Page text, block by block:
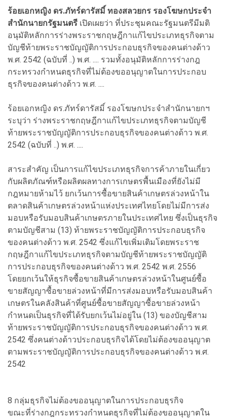
ร้อยเอกหญิง ดร.ภัทร์ดารัสมิ์ ทองสลวยกร รองโฆษกประจำ
สำนักนายกรัฐมนตรี เปิดเผยว่า ที่ประชุมคณะรัฐมนตรีมีมติ
อนุมัติหลักการร่างพระราชกฤษฎีกาแก้ไขประเภทธุรกิจตาม
บัญชีท้ายพระราชบัญญัติการประกอบธุรกิจของคนต่างด้าว
พ.ศ. 2542 (ฉบับที่ ..) พ.ศ. .... รวมทั้งอนุมัติหลักการร่างกฎ
กระทรวงกำหนดธุรกิจที่ไม่ต้องขออนุญาตในการประกอบ
ธุรกิจของคนต่างด้าว พ.ศ. ....
ร้อยเอกหญิง ดร.ภัทร์ดารัสมิ์ รองโฆษกประจำสำนักนายกฯ
ระบุว่า ร่างพระราชกฤษฎีกาแก้ไขประเภทธุรกิจตามบัญชี
ท้ายพระราชบัญญัติการประกอบธุรกิจของคนต่างด้าว พ.ศ.
2542 (ฉบับที่ ..) พ.ศ. ....
สาระสำคัญ เป็นการแก้ไขประเภทธุรกิจการค้าภายในเกี่ยว
กับผลิตภัณฑ์หรือผลิตผลทางการเกษตรพื้นเมืองที่ยังไม่มี
กฎหมายห้ามไว้ ยกเว้นการซื้อขายสินค้าเกษตรล่วงหน้าใน
ตลาดสินค้าเกษตรล่วงหน้าแห่งประเทศไทยโดยไม่มีการส่ง
มอบหรือรับมอบสินค้าเกษตรภายในประเทศไทย ซึ่งเป็นธุรกิจ
ตามบัญชีสาม (13) ท้ายพระราชบัญญัติการประกอบธุรกิจ
ของคนต่างด้าว พ.ศ. 2542 ซึ่งแก้ไขเพิ่มเติมโดยพระราช
กฤษฎีกาแก้ไขประเภทธุรกิจตามบัญชีท้ายพระราชบัญญัติ
การประกอบธุรกิจของคนต่างด้าว พ.ศ. 2542 พ.ศ. 2556
โดยยกเว้นให้ธุรกิจซื้อขายสินค้าเกษตรล่วงหน้าในศูนย์ซื้อ
ขายสัญญาซื้อขายล่วงหน้าที่มีการส่งมอบหรือรับมอบสินค้า
เกษตรในคลังสินค้าที่ศูนย์ซื้อขายสัญญาซื้อขายล่วงหน้า
กำหนดเป็นธุรกิจที่ได้รับยกเว้นไม่อยู่ใน (13) ของบัญชีสาม
ท้ายพระราชบัญญัติการประกอบธุรกิจของคนต่างด้าว พ.ศ.
2542 ซึ่งคนต่างด้าวประกอบธุรกิจได้โดยไม่ต้องขออนุญาต
ตามพระราชบัญญัติการประกอบธุรกิจของคนต่างด้าว พ.ศ.
2542
8 กลุ่มธุรกิจไม่ต้องขออนุญาตในการประกอบธุรกิจ
ขณะที่ร่างกฎกระทรวงกำหนดธุรกิจที่ไม่ต้องขออนุญาตใน